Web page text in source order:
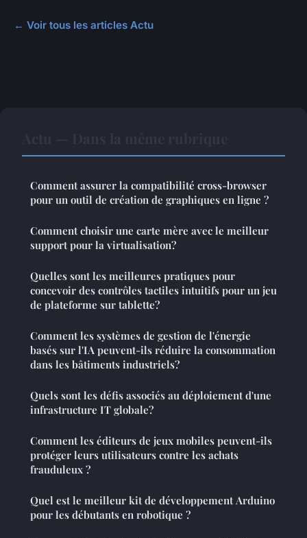
← Voir tous les articles Actu
Comment assurer la compatibilité cross-browser
pour un outil de création de graphiques en ligne ?
Comment choisir une carte mère avec le meilleur
support pour la virtualisation?
Quelles sont les meilleures pratiques pour
concevoir des contrôles tactiles intuitifs pour un jeu
de plateforme sur tablette?
Comment les systèmes de gestion de l'énergie
basés sur l'IA peuvent-ils réduire la consommation
dans les bâtiments industriels?
Quels sont les défis associés au déploiement d'une
infrastructure IT globale?
Comment les éditeurs de jeux mobiles peuvent-ils
protéger leurs utilisateurs contre les achats
frauduleux ?
Quel est le meilleur kit de développement Arduino
pour les débutants en robotique ?